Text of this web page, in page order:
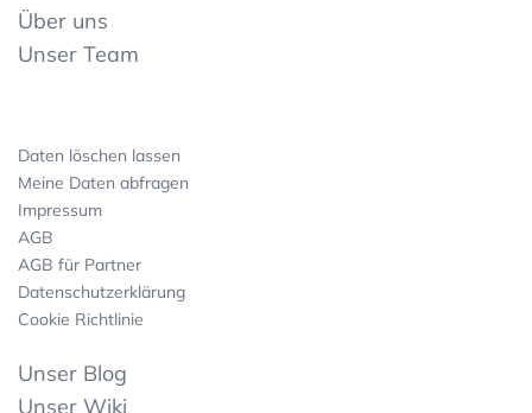
Über uns
Unser Team
Daten löschen lassen
Meine Daten abfragen
Impressum
AGB
AGB für Partner
Datenschutzerklärung
Cookie Richtlinie
Unser Blog
Unser Wiki